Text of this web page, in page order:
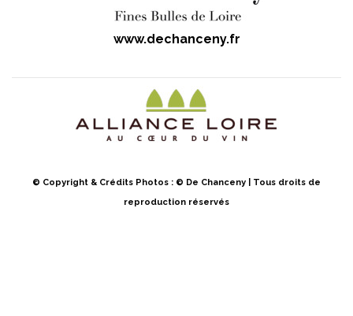
www.dechanceny.fr
© Copyright & Crédits Photos : © De Chanceny | Tous droits de
reproduction réservés